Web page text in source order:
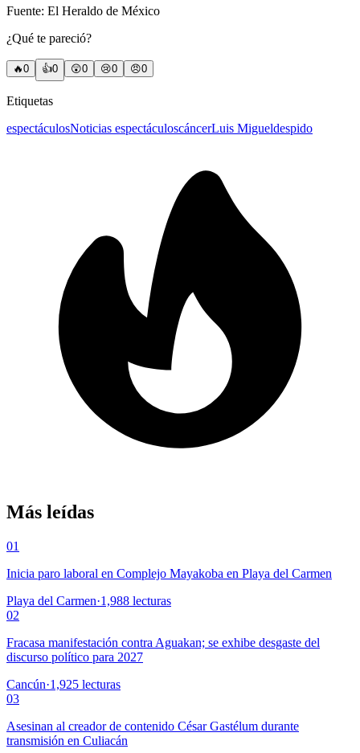
Fuente: El Heraldo de México
¿Qué te pareció?
🔥0 👍0 😲0 😢0 😠0
Etiquetas
espectáculosNoticias espectáculoscáncerLuis Migueldespido
Más leídas
01
Inicia paro laboral en Complejo Mayakoba en Playa del Carmen
Playa del Carmen·1,988 lecturas
02
Fracasa manifestación contra Aguakan; se exhibe desgaste del
discurso político para 2027
Cancún·1,925 lecturas
03
Asesinan al creador de contenido César Gastélum durante
transmisión en Culiacán